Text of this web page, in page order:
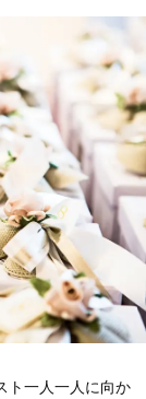
ト一人一人に向か